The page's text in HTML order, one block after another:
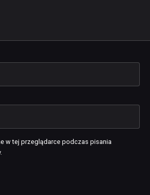
w tej przeglądarce podczas pisania